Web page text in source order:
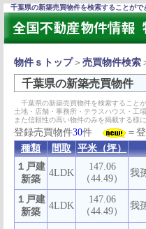
千葉県の新築売買物件を検索することがで
物件ｓトップ＞ 売買物件検索
千葉県の新築売買物件
千葉県の新築売買物件を検索すること
土地・店舗・事務所・テラスハウス・工
また信頼性の高い物件のみを掲載する様
登録売買物件30件
＝
種類
間取 平米（坪）
１戸建
新築
4LDK
147.06
（44.49）
我
１戸建
新築
4LDK
147.06
（44.49）
我